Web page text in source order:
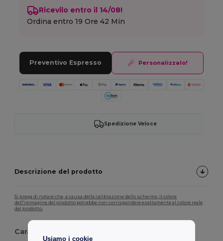
Ricevilo entro il 14/08!
Ordina entro19 Ore 42 Min
Preventivo Espresso Personalizzalo!
Spedizione Veloce
Descrizione del prodotto
Si prega di notare che, a causa della calibrazione dello schermo, il colore
dell'immagine del prodotto potrebbe non corrispondere esattamente al colore reale
del prodotto.
Caratteristiche:
Usiamo i cookie